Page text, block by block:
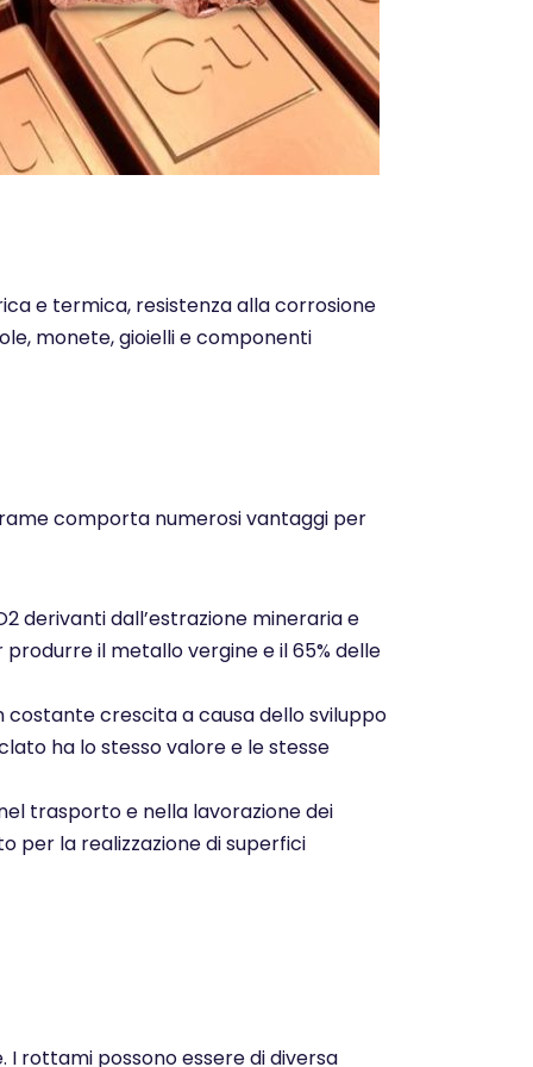
e termica, resistenza alla corrosione
monete, gioielli e componenti
comporta numerosi vantaggi per
derivanti dall’estrazione mineraria e
il metallo vergine e il 65% delle
costante crescita a causa dello sviluppo
ha lo stesso valore e le stesse
trasporto e nella lavorazione dei
per la realizzazione di superfici
rottami possono essere di diversa